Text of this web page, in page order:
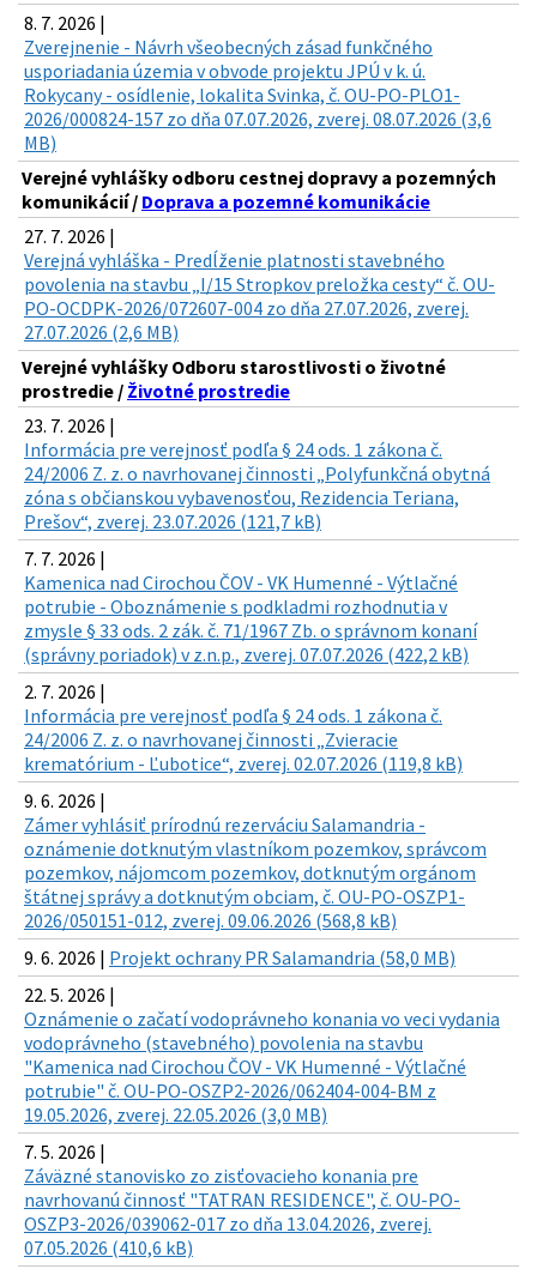
8. 7. 2026 |
Zverejnenie - Návrh všeobecných zásad funkčného
usporiadania územia v obvode projektu JPÚ v k. ú.
Rokycany - osídlenie, lokalita Svinka, č. OU-PO-PLO1-
2026/000824-157 zo dňa 07.07.2026, zverej. 08.07.2026 (3,6
MB)
Verejné vyhlášky odboru cestnej dopravy a pozemných
komunikácií / Doprava a pozemné komunikácie
27. 7. 2026 |
Verejná vyhláška - Predĺženie platnosti stavebného
povolenia na stavbu „I/15 Stropkov preložka cesty“ č. OU-
PO-OCDPK-2026/072607-004 zo dňa 27.07.2026, zverej.
27.07.2026 (2,6 MB)
Verejné vyhlášky Odboru starostlivosti o životné
prostredie / Životné prostredie
23. 7. 2026 |
Informácia pre verejnosť podľa § 24 ods. 1 zákona č.
24/2006 Z. z. o navrhovanej činnosti „Polyfunkčná obytná
zóna s občianskou vybavenosťou, Rezidencia Teriana,
Prešov“, zverej. 23.07.2026 (121,7 kB)
7. 7. 2026 |
Kamenica nad Cirochou ČOV - VK Humenné - Výtlačné
potrubie - Oboznámenie s podkladmi rozhodnutia v
zmysle § 33 ods. 2 zák. č. 71/1967 Zb. o správnom konaní
(správny poriadok) v z.n.p., zverej. 07.07.2026 (422,2 kB)
2. 7. 2026 |
Informácia pre verejnosť podľa § 24 ods. 1 zákona č.
24/2006 Z. z. o navrhovanej činnosti „Zvieracie
krematórium - Ľubotice“, zverej. 02.07.2026 (119,8 kB)
9. 6. 2026 |
Zámer vyhlásiť prírodnú rezerváciu Salamandria -
oznámenie dotknutým vlastníkom pozemkov, správcom
pozemkov, nájomcom pozemkov, dotknutým orgánom
štátnej správy a dotknutým obciam, č. OU-PO-OSZP1-
2026/050151-012, zverej. 09.06.2026 (568,8 kB)
9. 6. 2026 | Projekt ochrany PR Salamandria (58,0 MB)
22. 5. 2026 |
Oznámenie o začatí vodoprávneho konania vo veci vydania
vodoprávneho (stavebného) povolenia na stavbu
"Kamenica nad Cirochou ČOV - VK Humenné - Výtlačné
potrubie" č. OU-PO-OSZP2-2026/062404-004-BM z
19.05.2026, zverej. 22.05.2026 (3,0 MB)
7. 5. 2026 |
Záväzné stanovisko zo zisťovacieho konania pre
navrhovanú činnosť "TATRAN RESIDENCE", č. OU-PO-
OSZP3-2026/039062-017 zo dňa 13.04.2026, zverej.
07.05.2026 (410,6 kB)